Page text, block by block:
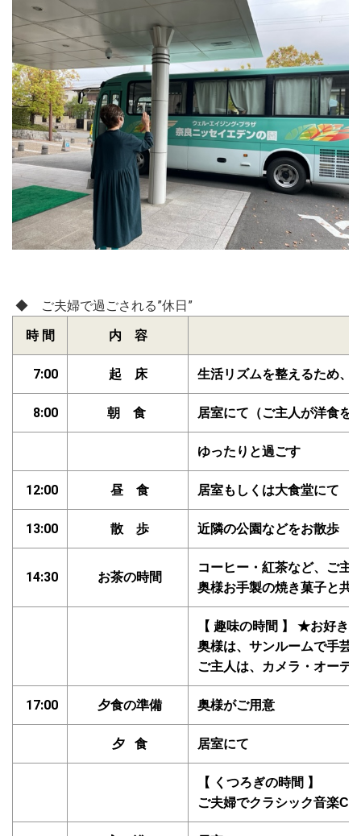
◆ ご夫婦で過ごされる”休日”
時 間
内 容
7:00 起 床 生活リズムを整えるため、
8:00 朝 食 居室にて（ご主人が洋食を
ゆったりと過ごす
12:00 昼 食 居室もしくは大食堂にて
13:00 散 歩 近隣の公園などをお散歩
14:30 お茶の時間
コーヒー・紅茶など、ご主
奥様お手製の焼き菓子と共
【 趣味の時間 】 ★お好き
奥様は、サンルームで手芸
ご主人は、カメラ・オーデ
17:00 夕食の準備 奥様がご用意
夕 食 居室にて
【 くつろぎの時間 】
ご夫婦でクラシック音楽